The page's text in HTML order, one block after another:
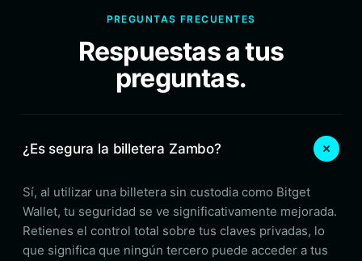
PREGUNTAS FRECUENTES
Respuestas a tus
preguntas.
¿Es segura la billetera Zambo?
Sí, al utilizar una billetera sin custodia como Bitget
Wallet, tu seguridad se ve significativamente mejorada.
Retienes el control total sobre tus claves privadas, lo
que significa que ningún tercero puede acceder a tus